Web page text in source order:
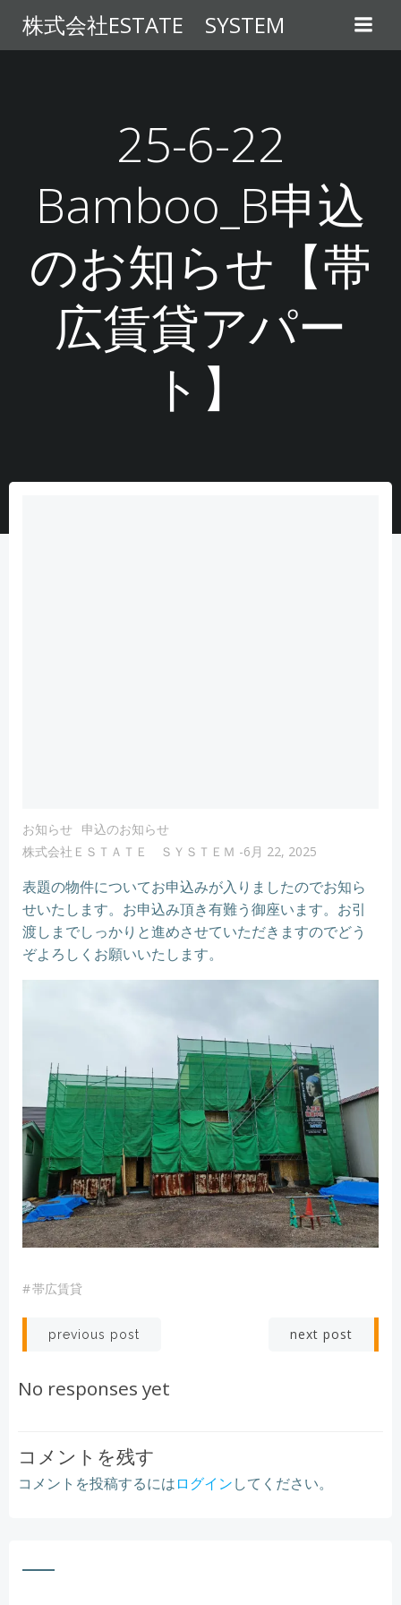
ン
テ
ス
キ
プ
株式会社ESTATE SYSTEM
25-6-22
Bamboo_B申込
のお知らせ【帯
広賃貸アパー
ト】
お知らせ
申込のお知らせ
株式会社ＥＳＴＡＴＥ ＳＹＳＴＥＭ -6月 22, 2025
表題の物件についてお申込みが入りましたのでお知ら
せいたします。お申込み頂き有難う御座います。お引
渡しまでしっかりと進めさせていただきますのでどう
ぞよろしくお願いいたします。
#帯広賃貸
Post
navigation
previous post next post
No responses yet
コメントを残す
コメントを投稿するにはログインしてください。